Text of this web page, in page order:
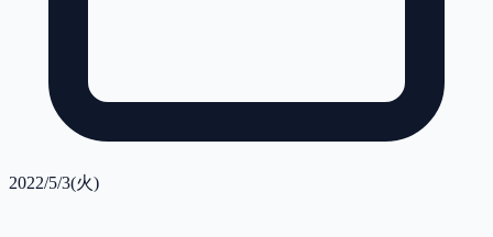
2022/5/3(火)